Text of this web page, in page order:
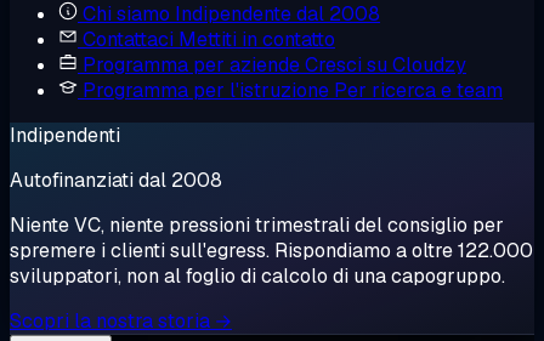
Chi siamo Indipendente dal 2008
Contattaci Mettiti in contatto
Programma per aziendeCresci su Cloudzy
Programma per l'istruzione Per ricerca e team
Indipendenti
Autofinanziati dal 2008
Niente VC, niente pressioni trimestrali del consiglio per
spremere i clienti sull'egress. Rispondiamo a oltre 122.000
sviluppatori, non al foglio di calcolo di una capogruppo.
Scopri la nostra storia →